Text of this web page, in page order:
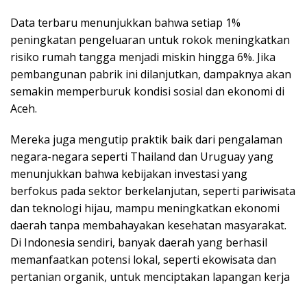
Data terbaru menunjukkan bahwa setiap 1%
peningkatan pengeluaran untuk rokok meningkatkan
risiko rumah tangga menjadi miskin hingga 6%. Jika
pembangunan pabrik ini dilanjutkan, dampaknya akan
semakin memperburuk kondisi sosial dan ekonomi di
Aceh.
Mereka juga mengutip praktik baik dari pengalaman
negara-negara seperti Thailand dan Uruguay yang
menunjukkan bahwa kebijakan investasi yang
berfokus pada sektor berkelanjutan, seperti pariwisata
dan teknologi hijau, mampu meningkatkan ekonomi
daerah tanpa membahayakan kesehatan masyarakat.
Di Indonesia sendiri, banyak daerah yang berhasil
memanfaatkan potensi lokal, seperti ekowisata dan
pertanian organik, untuk menciptakan lapangan kerja